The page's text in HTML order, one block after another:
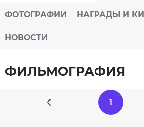
ФОТОГРАФИИ НАГРАДЫ И
НОВОСТИ
ФИЛЬМОГРАФИЯ
1